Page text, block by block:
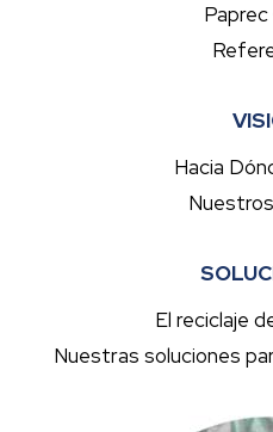
Hacia
El reciclaje
Nuestras soluciones